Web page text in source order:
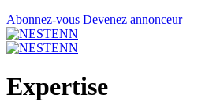
Abonnez-vous Devenez annonceur
Expertise